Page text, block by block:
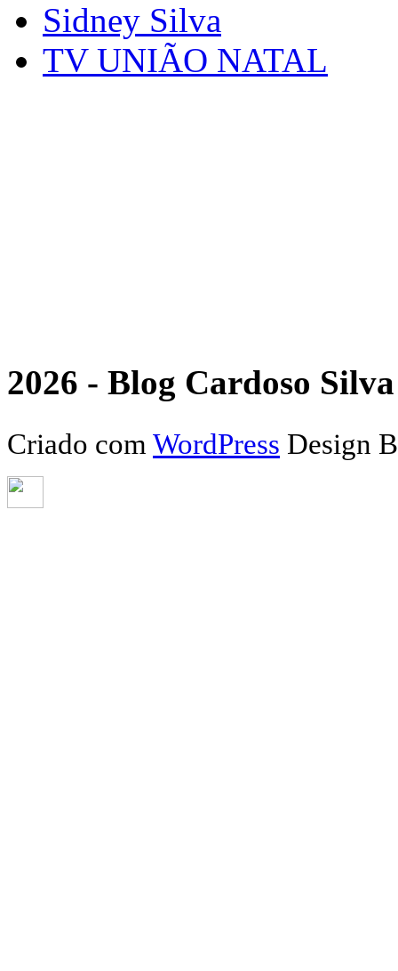
Sidney Silva
TV UNIÃO NATAL
2026 - Blog Cardoso
Criado com WordPress Design